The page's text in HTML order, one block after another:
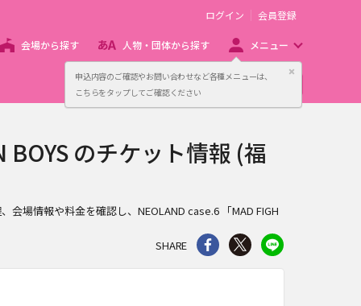
申込内容のご確認やお問い合わせなど各種メニューは、
こちらをタップしてご確認ください
閉じる
ログイン 会員登録
会場から探す 人物・団体から探す メニュー
主催者向け販売サービス
のチケット情報 (福
会場情報や料金を確認し、NEOLAND case.6 「MAD FIGH
SHARE シェア Twitter